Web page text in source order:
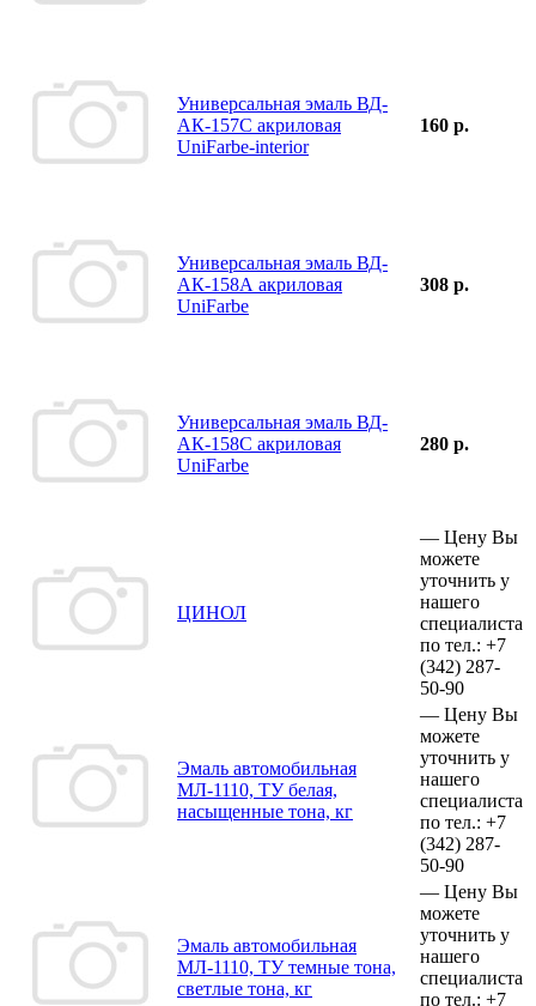
Универсальная эмаль ВД-
АК-157С акриловая
UniFarbe-interior
160 р.
Универсальная эмаль ВД-
АК-158А акриловая
UniFarbe
308 р.
Универсальная эмаль ВД-
АК-158С акриловая
UniFarbe
280 р.
ЦИНОЛ
— Цену Вы
можете
уточнить у
нашего
специалиста
по тел.: +7
(342) 287-
50-90
Эмаль автомобильная
МЛ-1110, ТУ белая,
насыщенные тона, кг
— Цену Вы
можете
уточнить у
нашего
специалиста
по тел.: +7
(342) 287-
50-90
Эмаль автомобильная
МЛ-1110, ТУ темные тона,
светлые тона, кг
— Цену Вы
можете
уточнить у
нашего
специалиста
по тел.: +7